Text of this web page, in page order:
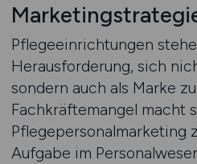
Pflegeeinrichtungen
Herausforderung, sich
sondern auch als Marke
Fachkräftemangel macht
Pflegepersonalmarketing
Aufgabe im